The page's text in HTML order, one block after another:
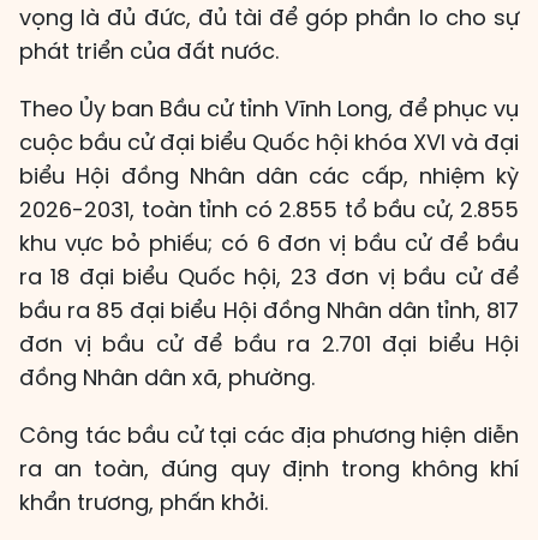
vọng là đủ đức, đủ tài để góp phần lo cho sự
phát triển của đất nước.
Theo Ủy ban Bầu cử tỉnh Vĩnh Long, để phục vụ
cuộc bầu cử đại biểu Quốc hội khóa XVI và đại
biểu Hội đồng Nhân dân các cấp, nhiệm kỳ
2026-2031, toàn tỉnh có 2.855 tổ bầu cử, 2.855
khu vực bỏ phiếu; có 6 đơn vị bầu cử để bầu
ra 18 đại biểu Quốc hội, 23 đơn vị bầu cử để
bầu ra 85 đại biểu Hội đồng Nhân dân tỉnh, 817
đơn vị bầu cử để bầu ra 2.701 đại biểu Hội
đồng Nhân dân xã, phường.
Công tác bầu cử tại các địa phương hiện diễn
ra an toàn, đúng quy định trong không khí
khẩn trương, phấn khởi.